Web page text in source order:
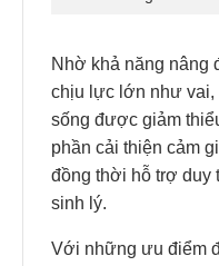
Nhờ khả năng nâng
chịu lực lớn như vai,
sống được giảm
phần cải thiện cảm
đồng thời hỗ trợ duy
sinh lý.
Với những ưu điểm